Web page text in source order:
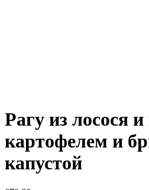
Рагу из лосося
картофелем и
капустой